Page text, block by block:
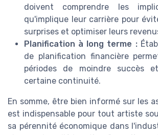
doivent comprendre les
qu'implique leur carrière pour
surprises et optimiser leurs
Planification à long terme :
de planification financière
périodes de moindre succès
certaine continuité.
En somme, être bien informé sur les
est indispensable pour tout artiste
sa pérennité économique dans